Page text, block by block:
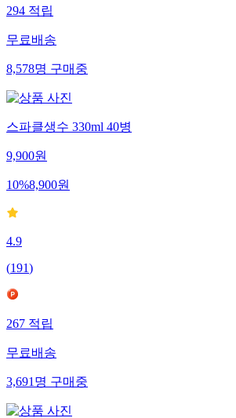
294적립
무료배송
8,578명구매중
스파클생수 330ml 40병
9,900원
10%8,900원
4.9
(191)
267적립
무료배송
3,691명구매중